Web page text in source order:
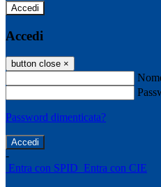
Accedi
Accedi
button close ×
Password dimenticata?
-
Entra con SPID Entra con CIE